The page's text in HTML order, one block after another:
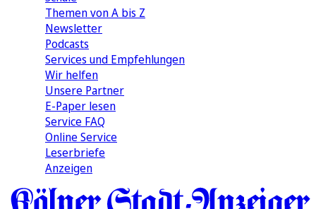
Themen von A bis Z
Newsletter
Podcasts
Services und Empfehlungen
Wir helfen
Unsere Partner
E-Paper lesen
Service FAQ
Online Service
Leserbriefe
Anzeigen